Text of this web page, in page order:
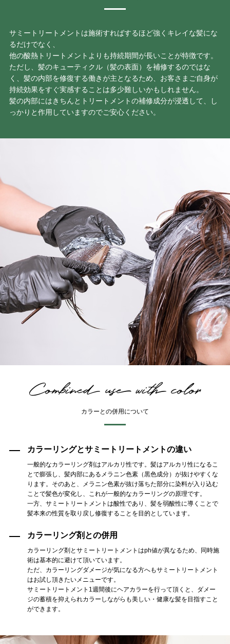
サミートリートメントは施術すればするほど強くキレイな髪にな
るだけでなく、
他の酸熱トリートメントよりも持続期間が長いことが特徴です。
ただし、髪のキューティクル（髪の表面）を補修するのではな
く、髪の内部を修復する働きが主となるため、お客さまご自身が
持続効果をすぐ実感することは多少難しいかもしれません。
髪の内部にはきちんとトリートメントの補修成分が浸透して、し
っかりと作用していますのでご安心ください。
Combined use with color
カラーとの併用について
カラーリングとサミートリートメントの違い
一般的なカラーリング剤はアルカリ性です。髪はアルカリ性になるこ
とで膨張し、髪内部にあるメラニン色素（黒色成分）が抜けやすくな
ります。そのあと、メラニン色素が抜け落ちた部分に染料が入り込む
ことで髪色が変化し、これが一般的なカラーリングの原理です。
一方、サミートリートメントは酸性であり、髪を弱酸性に導くことで
髪本来の性質を取り戻し修復することを目的としています。
カラーリング剤との併用
カラーリング剤とサミートリートメントはph値が異なるため、同時施
術は基本的に避けて頂いています。
ただ、カラーリングダメージが気になる方へもサミートリートメント
はお試し頂きたいメニューです。
サミートリートメント1週間後にヘアカラーを行って頂くと、ダメー
ジの蓄積を抑えられカラーしながらも美しい・健康な髪を目指すこと
ができます。